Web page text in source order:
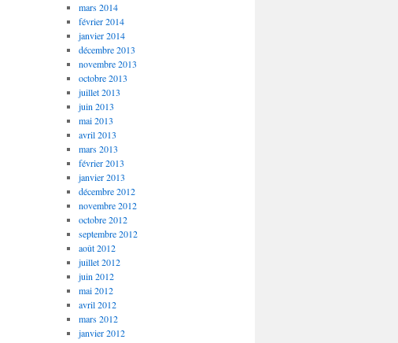
mars 2014
février 2014
janvier 2014
décembre 2013
novembre 2013
octobre 2013
juillet 2013
juin 2013
mai 2013
avril 2013
mars 2013
février 2013
janvier 2013
décembre 2012
novembre 2012
octobre 2012
septembre 2012
août 2012
juillet 2012
juin 2012
mai 2012
avril 2012
mars 2012
janvier 2012